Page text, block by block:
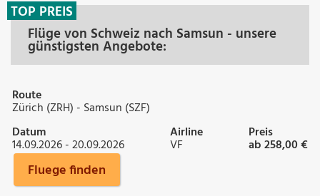
Flüge von Schweiz nach Samsun - unsere
günstigsten Angebote:
TOP PREIS
Route
Zürich (ZRH) - Samsun (SZF)
Datum
14.09.2026 - 20.09.2026
Airline
VF
Preis
ab 258,00 €
Fluege finden